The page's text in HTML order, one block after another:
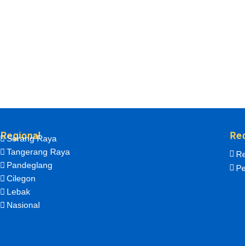
Regional
Serang Raya
Tangerang Raya
Pandeglang
Cilegon
Lebak
Nasional